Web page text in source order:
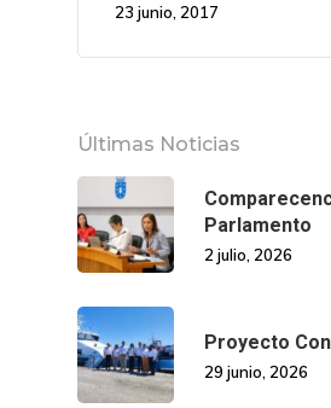
23 junio, 2017
Últimas Noticias
Parlamento
2 julio, 2026
Proyecto
29 junio, 2026